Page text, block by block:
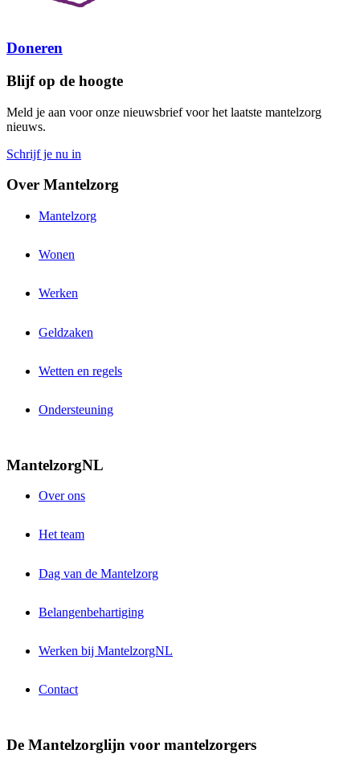
Doneren
Blijf op de hoogte
Meld je aan voor onze nieuwsbrief voor het laatste mantelzorg
nieuws.
Schrijf je nu in
Over Mantelzorg
Mantelzorg
Wonen
Werken
Geldzaken
Wetten en regels
Ondersteuning
MantelzorgNL
Over ons
Het team
Dag van de Mantelzorg
Belangenbehartiging
Werken bij MantelzorgNL
Contact
De Mantelzorglijn voor mantelzorgers